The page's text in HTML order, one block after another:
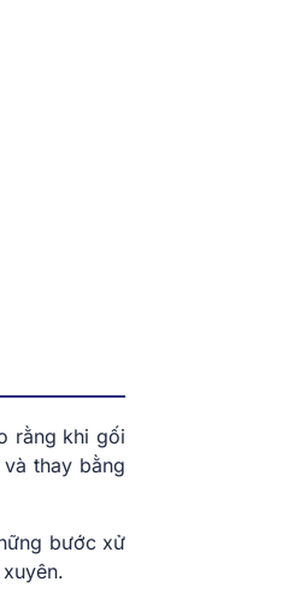
rằng khi gối
thay bằng
bước xử